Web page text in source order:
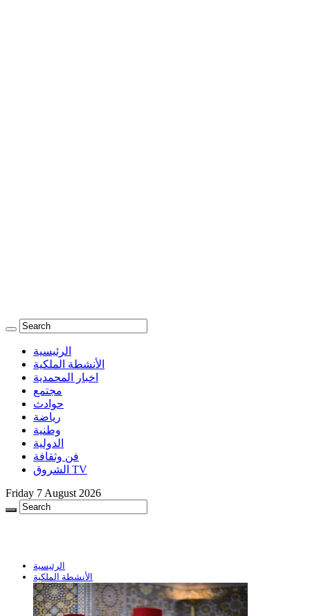
الرئيسية
الأنشطة الملكية
اخبار المحمدية
مجتمع
حوادث
رياضة
وطنية
الدولية
فن وثقافة
الشروق TV
Friday 7 August 2026
الرئيسية
الأنشطة الملكية